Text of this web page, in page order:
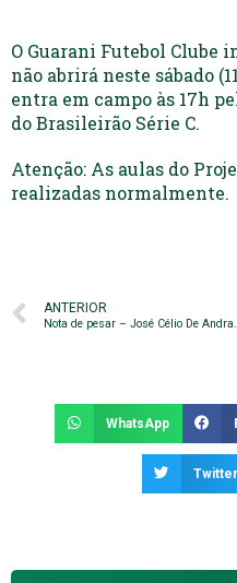
O Guarani Futebol Clube
não abrirá neste sábado
entra em campo às 17h
do Brasileirão Série C.
Atenção: As aulas do
realizadas normalmente.
ANTERIOR
Nota de
WhatsApp
Twitter